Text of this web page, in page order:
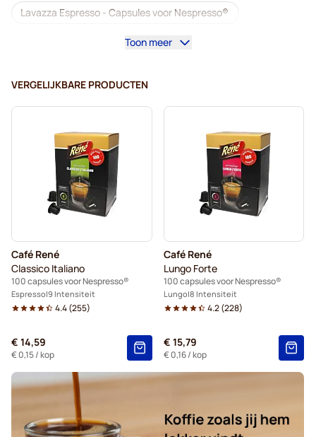
Lavazza Espresso - Capsules voor Nespresso®
Starbucks voor Nespresso®
Lungocapsules voor Nespresso®
Lavazza voor Nespresso®
illy - Koffiecapsules voor Nespresso®
Café Royal - Koffiecapsules voor Nespresso®
Koffieverrijkers voor Nespresso®
Ontkalken en onderhoud voor Nespresso®
Segafredo - Koffiecapsules voor Nespresso®
Caffè Borbone voor Nespresso®
Capsules voor Nespresso®
Toon meer
VERGELIJKBARE PRODUCTEN
Café René
Classico Italiano
100 capsules voor Nespresso®
Espresso 9 Intensiteit
4.4(255)
€ 14,59
€ 0,15/ kop
Café René
Lungo Forte
100 capsules voor Nespresso®
Lungo 8 Intensiteit
4.2(228)
€ 15,79
€ 0,16/ kop